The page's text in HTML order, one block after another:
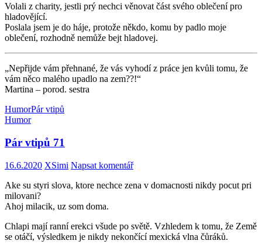
Volali z charity, jestli prý nechci věnovat část svého oblečení pro
hladovějící.
Poslala jsem je do háje, protože někdo, komu by padlo moje
oblečení, rozhodně nemůže bejt hladovej.
„Nepřijde vám přehnané, že vás vyhodí z práce jen kvůli tomu, že
vám něco malého upadlo na zem??!“
Martina – porod. sestra
HumorPár vtipů
Humor
Pár vtipů 71
16.6.2020 XSimi Napsat komentář
Ake su styri slova, ktore nechce zena v domacnosti nikdy pocut pri
milovani?
Ahoj milacik, uz som doma.
Chlapi mají ranní erekci všude po světě. Vzhledem k tomu, že Země
se otáčí, výsledkem je nikdy nekončící mexická vlna čůráků.